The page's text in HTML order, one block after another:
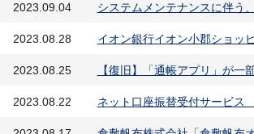
2023.09.04 システムメンテナンスに伴う
2023.08.28 イオン銀行イオン小郡ショッ
2023.08.25 【復旧】「通帳アプリ」が
2023.08.22 ネット口座振替受付サービ